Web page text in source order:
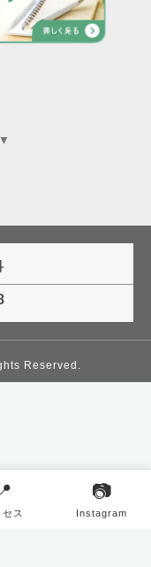
▼
Reserved.
セス
📷
Instagram